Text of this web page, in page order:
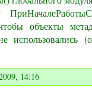
объекты
использовались
14:16